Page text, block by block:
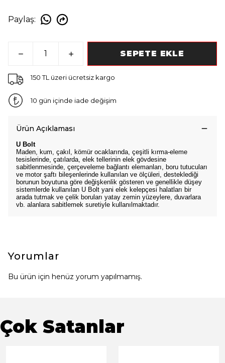
Paylaş:
SEPETE EKLE
150 TL üzeri ücretsiz kargo
10 gün içinde iade değişim
Ürün Açıklaması
U Bolt
Maden, kum, çakıl, kömür ocaklarında, çeşitli kırma-eleme
tesislerinde, çatılarda, elek tellerinin elek gövdesine
sabitlenmesinde, çerçeveleme bağlantı elemanları, boru tutucuları
ve motor şaftı bileşenlerinde kullanılan ve ölçüleri, desteklediği
borunun boyutuna göre değişkenlik gösteren ve genellikle düşey
sistemlerde kullanılan U Bolt yani elek kelepçesi halatları bir
arada tutmak ve çelik boruları yatay zemin yüzeylere, duvarlara
vb. alanlara sabitlemek suretiyle kullanılmaktadır.
Yorumlar
Bu ürün için henüz yorum yapılmamış.
Çok Satanlar